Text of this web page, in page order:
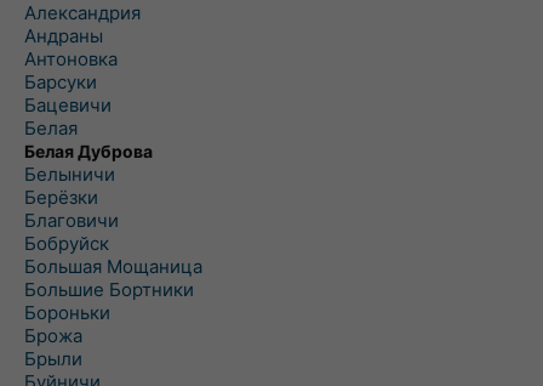
Александрия
Андраны
Антоновка
Барсуки
Бацевичи
Белая
Белая Дуброва
Белыничи
Берёзки
Благовичи
Бобруйск
Большая Мощаница
Большие Бортники
Бороньки
Брожа
Брыли